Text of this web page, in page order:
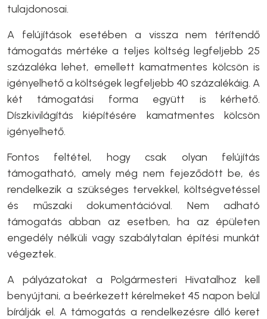
tulajdonosai.
A felújítások esetében a vissza nem térítendő
támogatás mértéke a teljes költség legfeljebb 25
százaléka lehet, emellett kamatmentes kölcsön is
igényelhető a költségek legfeljebb 40 százalékáig. A
két támogatási forma együtt is kérhető.
Díszkivilágítás kiépítésére kamatmentes kölcsön
igényelhető.
Fontos feltétel, hogy csak olyan felújítás
támogatható, amely még nem fejeződött be, és
rendelkezik a szükséges tervekkel, költségvetéssel
és műszaki dokumentációval. Nem adható
támogatás abban az esetben, ha az épületen
engedély nélküli vagy szabálytalan építési munkát
végeztek.
A pályázatokat a Polgármesteri Hivatalhoz kell
benyújtani, a beérkezett kérelmeket 45 napon belül
bírálják el. A támogatás a rendelkezésre álló keret